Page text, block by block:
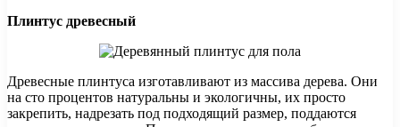
Плинтус древесный
Древесные плинтуса изготавливают из массива дерева. Они
на сто процентов натуральны и экологичны, их просто
закрепить, надрезать под подходящий размер, поддаются